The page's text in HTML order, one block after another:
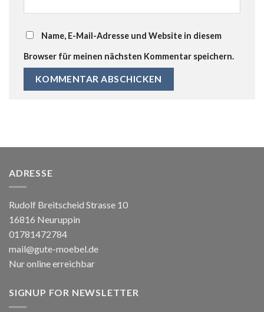
Name, E-Mail-Adresse und Website in diesem
Browser für meinen nächsten Kommentar speichern.
ADRESSE
Rudolf Breitscheid Strasse 10
16816 Neuruppin
01781472784
mail@gute-moebel.de
Nur online erreichbar
SIGNUP FOR NEWSLETTER